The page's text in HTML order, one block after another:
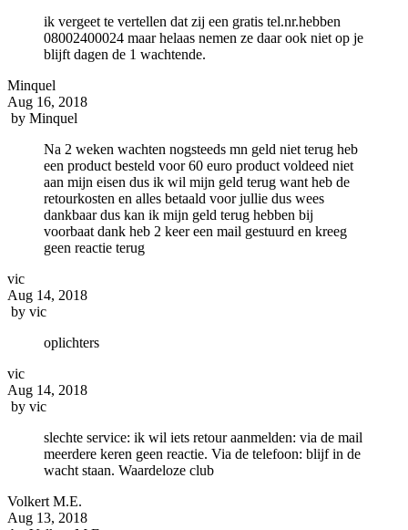
ik vergeet te vertellen dat zij een gratis tel.nr.hebben
08002400024 maar helaas nemen ze daar ook niet op je
blijft dagen de 1 wachtende.
Minquel
Aug 16, 2018
by Minquel
Na 2 weken wachten nogsteeds mn geld niet terug heb
een product besteld voor 60 euro product voldeed niet
aan mijn eisen dus ik wil mijn geld terug want heb de
retourkosten en alles betaald voor jullie dus wees
dankbaar dus kan ik mijn geld terug hebben bij
voorbaat dank heb 2 keer een mail gestuurd en kreeg
geen reactie terug
vic
Aug 14, 2018
by vic
oplichters
vic
Aug 14, 2018
by vic
slechte service: ik wil iets retour aanmelden: via de mail
meerdere keren geen reactie. Via de telefoon: blijf in de
wacht staan. Waardeloze club
Volkert M.E.
Aug 13, 2018